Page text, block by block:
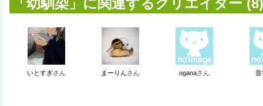
「幼馴染」に関連するクリエイター (8)
いとすぎさん まーりんさん oganaさん 音